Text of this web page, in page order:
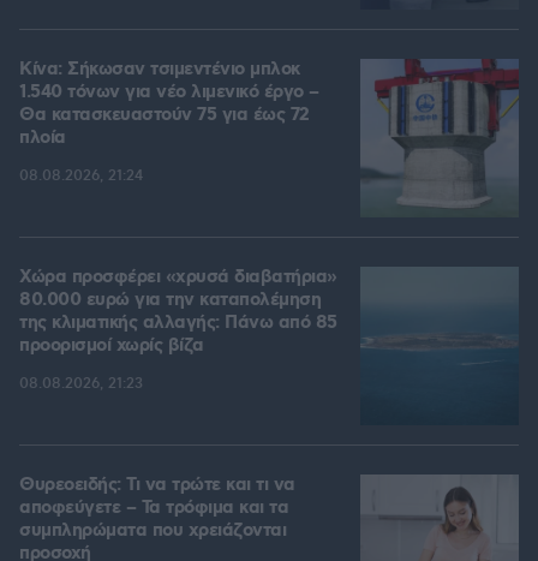
Κίνα: Σήκωσαν τσιμεντένιο μπλοκ
1.540 τόνων για νέο λιμενικό έργο –
Θα κατασκευαστούν 75 για έως 72
πλοία
08.08.2026, 21:24
Χώρα προσφέρει «χρυσά διαβατήρια»
80.000 ευρώ για την καταπολέμηση
της κλιματικής αλλαγής: Πάνω από 85
προορισμοί χωρίς βίζα
08.08.2026, 21:23
Θυρεοειδής: Τι να τρώτε και τι να
αποφεύγετε – Τα τρόφιμα και τα
συμπληρώματα που χρειάζονται
προσοχή